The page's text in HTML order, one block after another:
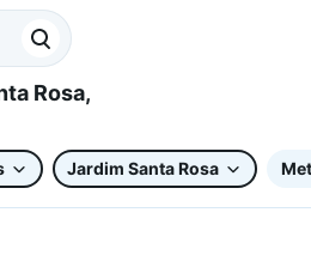
Jardim Santa Rosa